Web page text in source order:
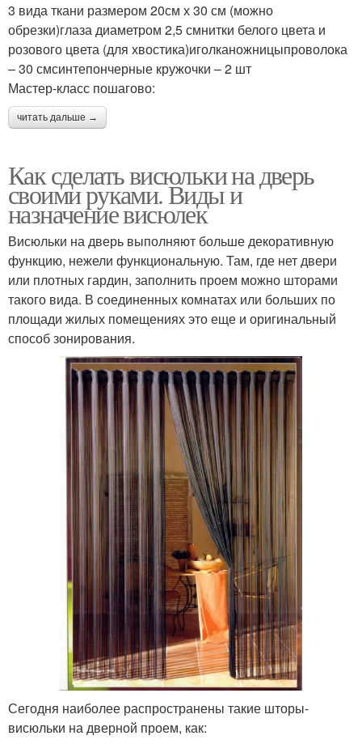
3 вида ткани размером 20см х 30 см (можно
обрезки)глаза диаметром 2,5 смнитки белого цвета и
розового цвета (для хвостика)иголканожницыпроволока
– 30 смсинтепончерные кружочки – 2 шт
Мастер-класс пошагово:
читать дальше →
Как сделать висюльки на дверь
своими руками. Виды и
назначение висюлек
Висюльки на дверь выполняют больше декоративную
функцию, нежели функциональную. Там, где нет двери
или плотных гардин, заполнить проем можно шторами
такого вида. В соединенных комнатах или больших по
площади жилых помещениях это еще и оригинальный
способ зонирования.
Сегодня наиболее распространены такие шторы-
висюльки на дверной проем, как: